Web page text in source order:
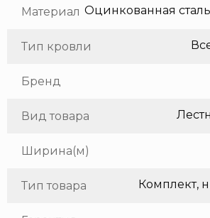
Материал
Тип кровли
Бренд
Вид товара
Ширина(м)
Тип товара Комплект,